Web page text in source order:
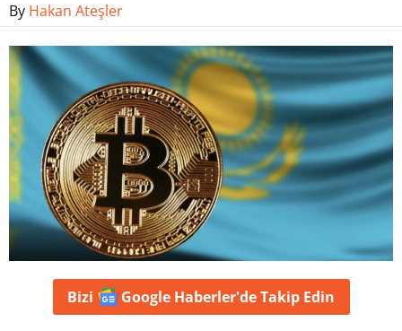
By Hakan Ateşler
Bizi Google Haberler'deTakip Edin